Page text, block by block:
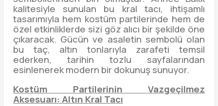
kalitesiyle sunulan bu kral tacı, ihtişamlı
tasarımıyla hem kostüm partilerinde hem de
özel etkinliklerde sizi göz alıcı bir şekilde öne
çıkaracak. Gücün ve asaletin sembolü olan
bu taç, altın tonlarıyla zarafeti temsil
ederken, tarihin tozlu sayfalarından
esinlenerek modern bir dokunuş sunuyor.
Kostüm Partilerinin Vazgeçilmez
Aksesuarı: Altın Kral Tacı